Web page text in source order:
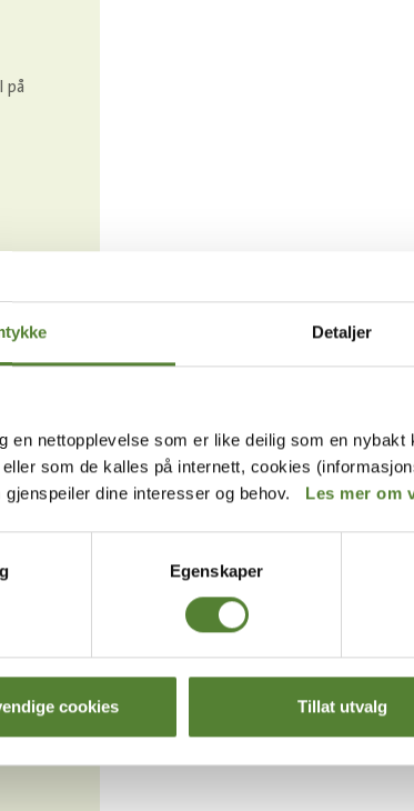
Detaljer
en nettopplevelse som er like deilig som en
eller som de kalles på internett, cookies
gjenspeiler dine interesser og behov. Les mer om
Egenskaper
cookies Tillat utvalg
på